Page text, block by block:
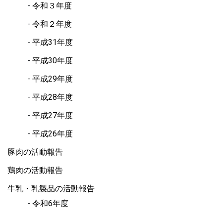
令和３年度
令和２年度
平成31年度
平成30年度
平成29年度
平成28年度
平成27年度
平成26年度
豚肉の活動報告
鶏肉の活動報告
牛乳・乳製品の活動報告
令和6年度